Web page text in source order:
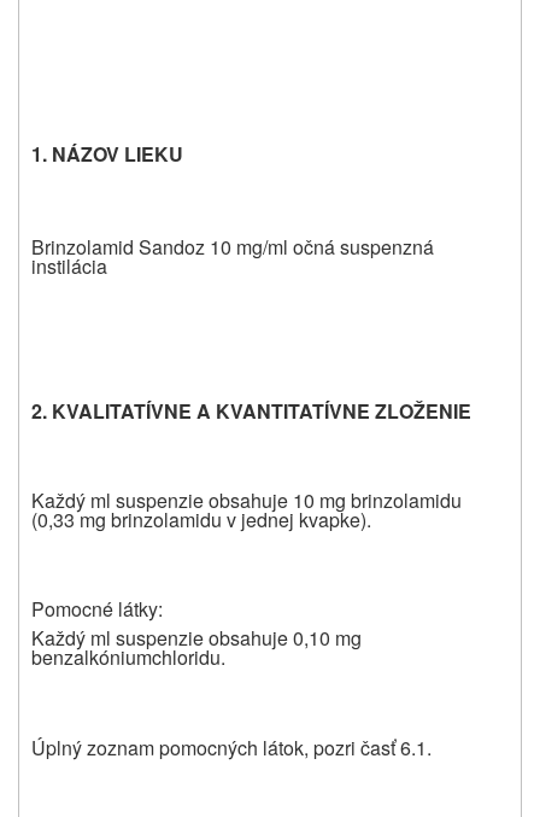
1. NÁZOV LIEKU
Brinzolamid Sandoz 10 mg/ml očná suspenzná
instilácia
2. KVALITATÍVNE A KVANTITATÍVNE ZLOŽENIE
Každý ml suspenzie obsahuje 10 mg brinzolamidu
(0,33 mg brinzolamidu v jednej kvapke).
Pomocné látky:
Každý ml suspenzie obsahuje 0,10 mg
benzalkóniumchloridu.
Úplný zoznam pomocných látok, pozri časť 6.1.